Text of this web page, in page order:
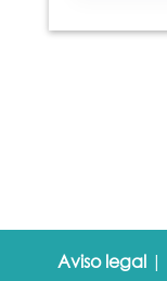
Aviso legal|